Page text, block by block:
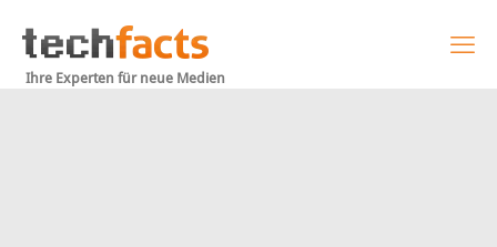
Ihre Experten für neue Medien